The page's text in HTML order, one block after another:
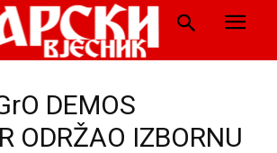
DEMOS
ODRŽAO IZBORNU